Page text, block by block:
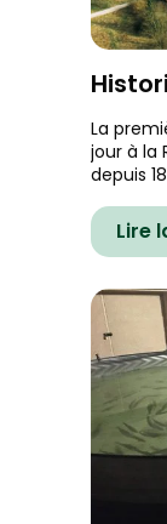
La
jour à la
depuis
Lire